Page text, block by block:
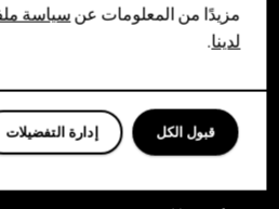
مزيدًا من المعلومات عنسياسة
لدينا.
إدارة التفضيلات قبول الكل